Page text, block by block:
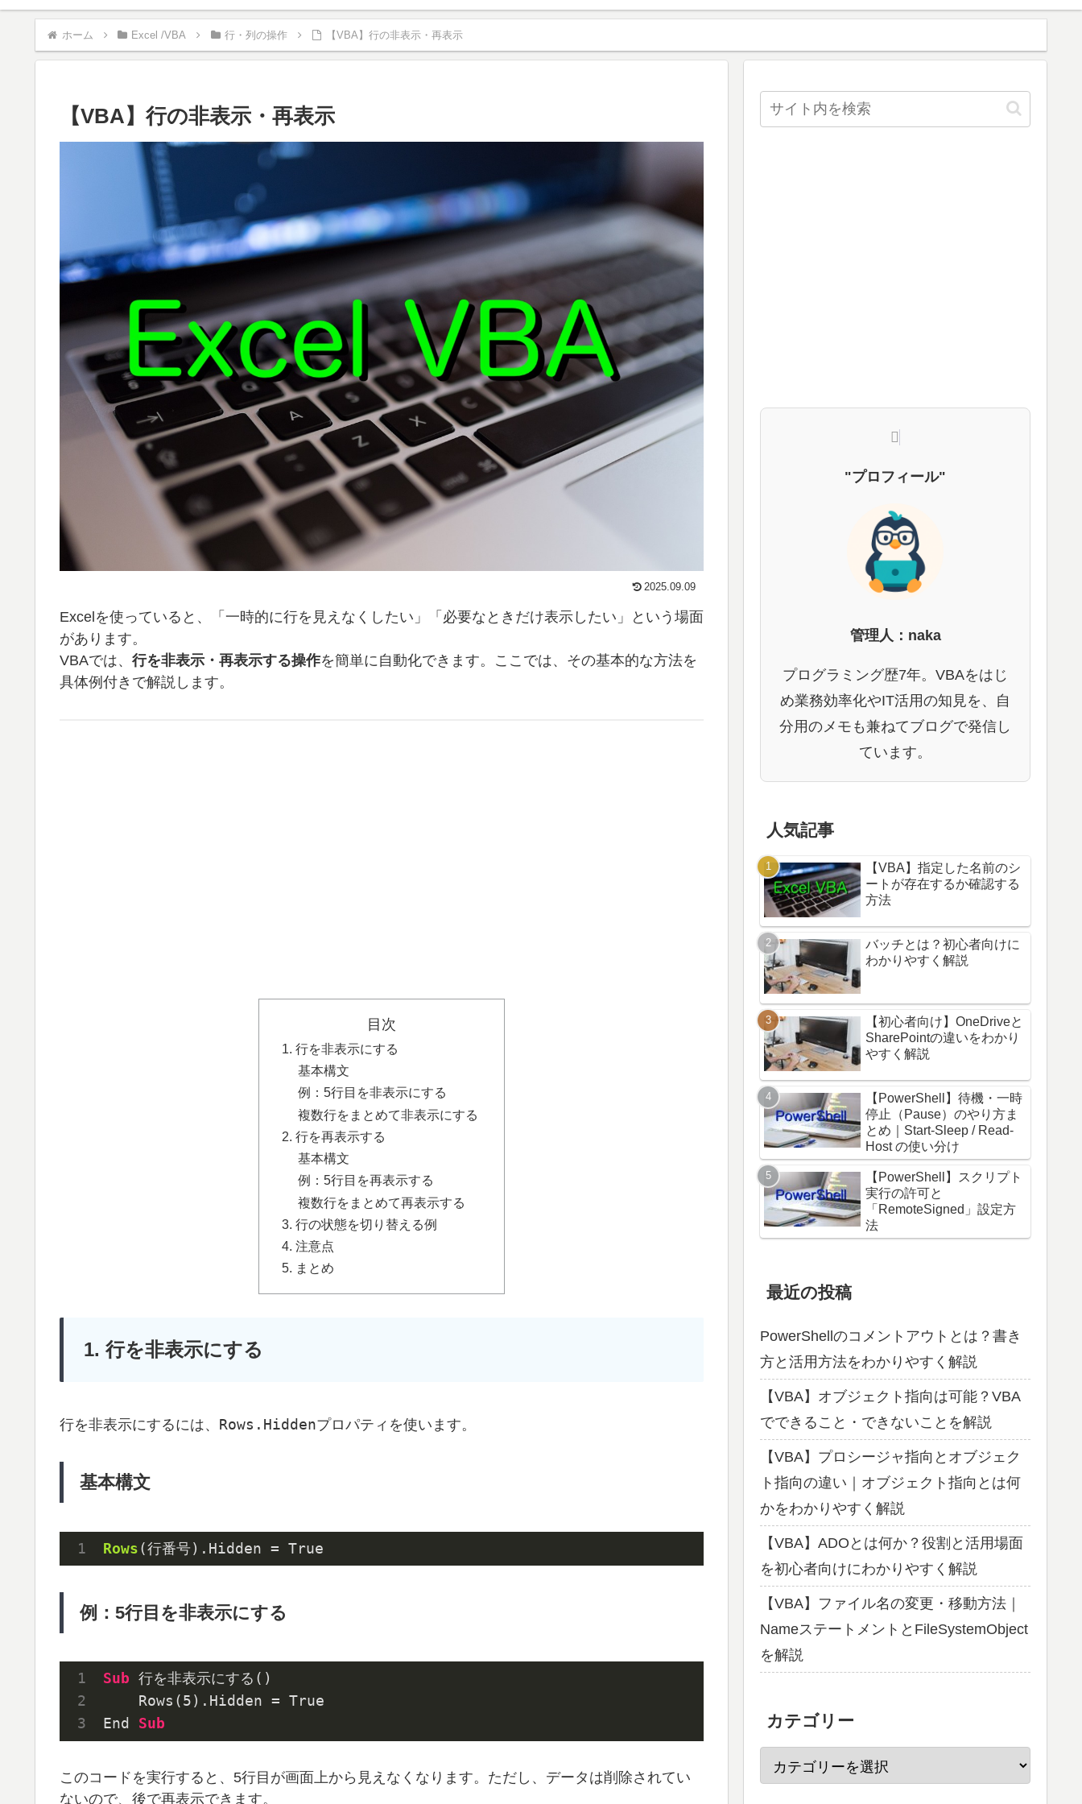
ホーム Excel /VBA 行・列の操作 【VBA】行の非表示・再表示
【VBA】行の非表示・再表示
2025.09.09
Excelを使っていると、「一時的に行を見えなくしたい」「必要なときだけ表示したい」という場面
があります。
VBAでは、 行を非表示・再表示する操作を簡単に自動化できます。ここでは、その基本的な方法を
具体例付きで解説します。
目次
1. 行を非表示にする
基本構文
例：5行目を非表示にする
複数行をまとめて非表示にする
2. 行を再表示する
基本構文
例：5行目を再表示する
複数行をまとめて再表示する
3. 行の状態を切り替える例
4. 注意点
5. まとめ
1. 行を非表示にする
行を非表示にするには、 Rows.Hiddenプロパティを使います。
基本構文
Rows(行番号) .Hidden = True
例：5行目を非表示にする
Sub 行を非表示にする()
    Rows(
5).Hidden = True
End Sub
このコードを実行すると、5行目が画面上から見えなくなります。ただし、データは削除されてい
ないので、後で再表示できます。
"プロフィール"
管理人：naka
プログラミング歴7年。VBAをはじ
め業務効率化やIT活用の知見を、自
分用のメモも兼ねてブログで発信し
ています。
人気記事
【VBA】指定した名前のシ
ートが存在するか確認する
方法
バッチとは？初心者向けに
わかりやすく解説
【初心者向け】OneDriveと
SharePointの違いをわかり
やすく解説
【PowerShell】待機・一時
停止（Pause）のやり方ま
とめ｜Start-Sleep / Read-
Host の使い分け
【PowerShell】スクリプト
実行の許可と
「RemoteSigned」設定方
法
最近の投稿
PowerShellのコメントアウトとは？書き
方と活用方法をわかりやすく解説
【VBA】オブジェクト指向は可能？VBA
でできること・できないことを解説
【VBA】プロシージャ指向とオブジェク
ト指向の違い｜オブジェクト指向とは何
かをわかりやすく解説
【VBA】ADOとは何か？役割と活用場面
を初心者向けにわかりやすく解説
【VBA】ファイル名の変更・移動方法｜
NameステートメントとFileSystemObject
を解説
カテゴリー